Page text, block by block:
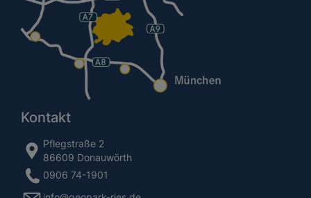
Kontakt
Pflegstraße 2
86609 Donauwörth
0906 74-1901